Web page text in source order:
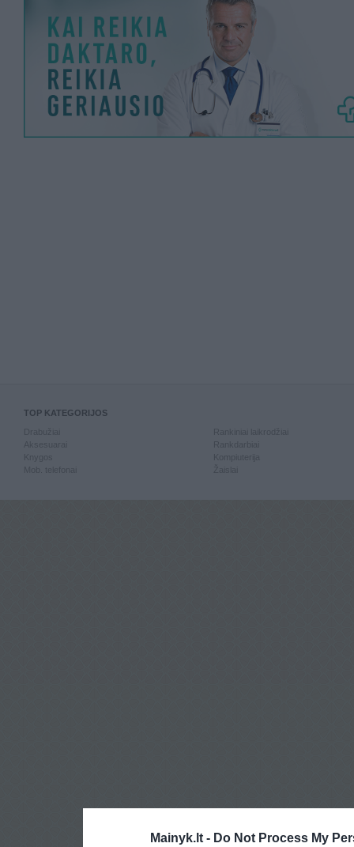
Mainyk.lt - Do Not Process My
TOP KATEGORIJOS
Knygos
Mob. telefonai
Kompiuterija
Žaislai